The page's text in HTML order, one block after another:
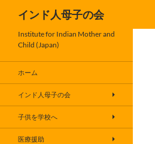
テ
へ
インド人母子の会
Institute for Indian Mother and
Child (Japan)
ホーム
インド人母子の会
子供を学校へ
医療援助